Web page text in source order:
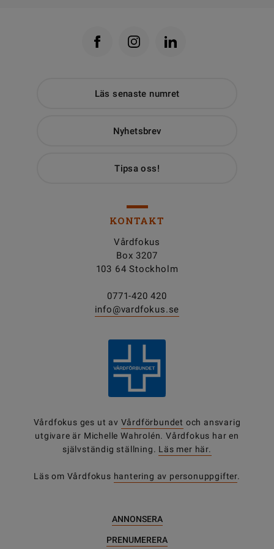
Läs senaste numret
Nyhetsbrev
Tipsa oss!
KONTAKT
Vårdfokus
Box 3207
103 64 Stockholm
0771-420 420
info@vardfokus.se
Vårdfokus ges ut av Vårdförbundet och ansvarig
utgivare är Michelle Wahrolén. Vårdfokus har en
självständig ställning. Läs mer här.
Läs om Vårdfokus hantering av personuppgifter.
ANNONSERA
PRENUMERERA